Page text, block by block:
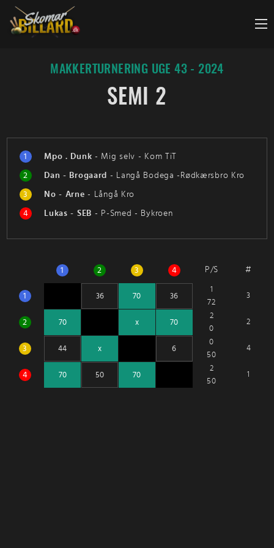
Fortsæt
indhold
MAKKERTURNERING UGE 43 - 2024
SEMI 2
1 Mpo . Dunk - Mig selv - Kom TiT
2
Dan - Brogaard - Langå Bodega -Rødkærsbro Kro
3
No - Arne - Långå Kro
4
Lukas - SEB - P-Smed - Bykroen
1 2 3 4 P/S #
1
1
72
3
2
2
0
2
3
0
50
4
4
2
50
1